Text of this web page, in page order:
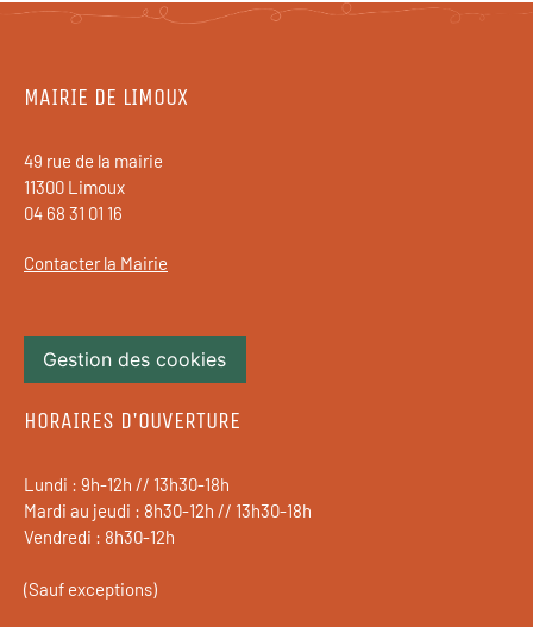
MAIRIE DE LIMOUX
49 rue de la mairie
11300 Limoux
04 68 31 01 16
Contacter la Mairie
Gestion des cookies
HORAIRES D'OUVERTURE
Lundi : 9h-12h // 13h30-18h
Mardi au jeudi : 8h30-12h // 13h30-18h
Vendredi : 8h30-12h
(Sauf exceptions)